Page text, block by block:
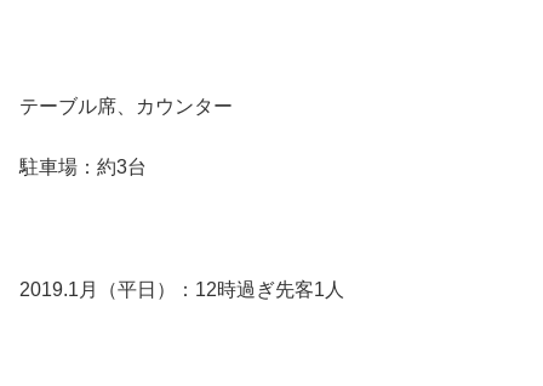
テーブル席、カウンター
駐車場：約3台
2019.1月（平日）：12時過ぎ先客1人